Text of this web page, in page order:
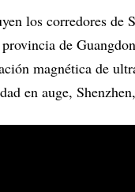
los corredores de S
de
magnética de
en auge,